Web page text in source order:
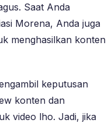
Saat Anda
Morena, Anda juga
menghasilkan konten
keputusan
konten dan
video lho. Jadi, jika